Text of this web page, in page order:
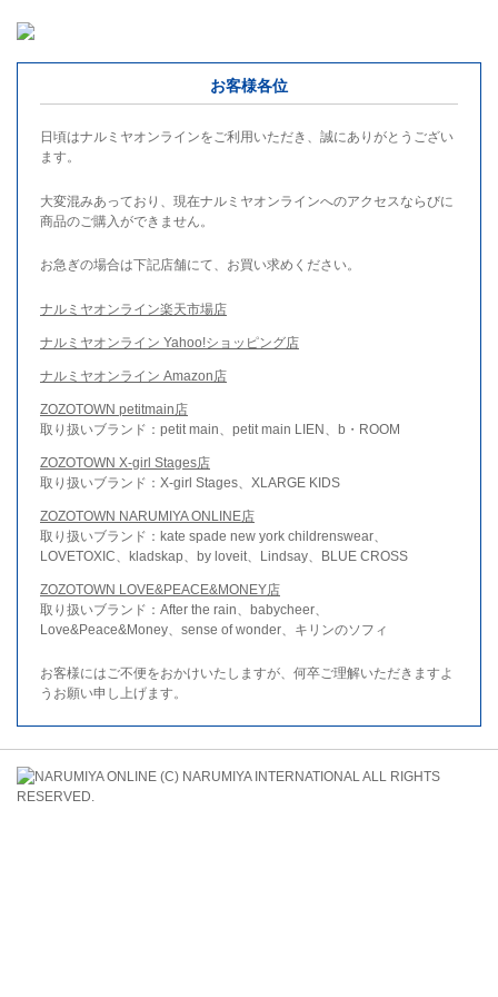
お客様各位
日頃はナルミヤオンラインをご利用いただき、誠にありがとうござい
ます。
大変混みあっており、現在ナルミヤオンラインへのアクセスならびに
商品のご購入ができません。
お急ぎの場合は下記店舗にて、お買い求めください。
ナルミヤオンライン楽天市場店
ナルミヤオンライン Yahoo!ショッピング店
ナルミヤオンライン Amazon店
ZOZOTOWN petitmain店
取り扱いブランド：petit main、petit main LIEN、b・ROOM
ZOZOTOWN X-girl Stages店
取り扱いブランド：X-girl Stages、XLARGE KIDS
ZOZOTOWN NARUMIYA ONLINE店
取り扱いブランド：kate spade new york childrenswear、
LOVETOXIC、kladskap、by loveit、Lindsay、BLUE CROSS
ZOZOTOWN LOVE&PEACE&MONEY店
取り扱いブランド：After the rain、babycheer、
Love&Peace&Money、sense of wonder、キリンのソフィ
お客様にはご不便をおかけいたしますが、何卒ご理解いただきますよ
うお願い申し上げます。